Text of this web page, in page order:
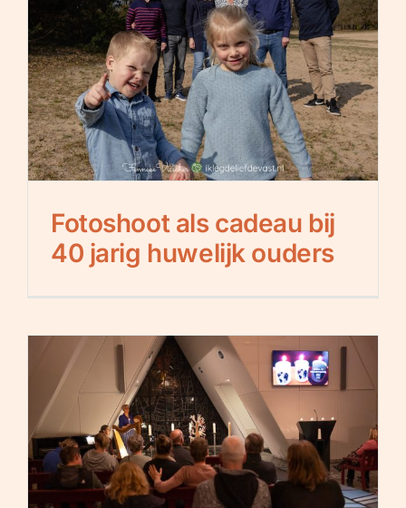
Fotoshoot als cadeau bij
40 jarig huwelijk ouders